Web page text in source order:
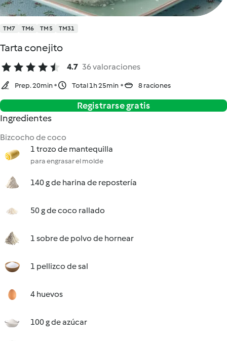
TM7 TM6 TM5 TM31
Tarta conejito
4.7 36 valoraciones
Prep. 20min Total 1h 25min 8 raciones
Registrarse gratis
Ingredientes
Bizcocho de coco
1 trozo de mantequilla
para engrasar el molde
140 g de harina de repostería
50 g de coco rallado
1 sobre de polvo de hornear
1 pellizco de sal
4 huevos
100 g de azúcar